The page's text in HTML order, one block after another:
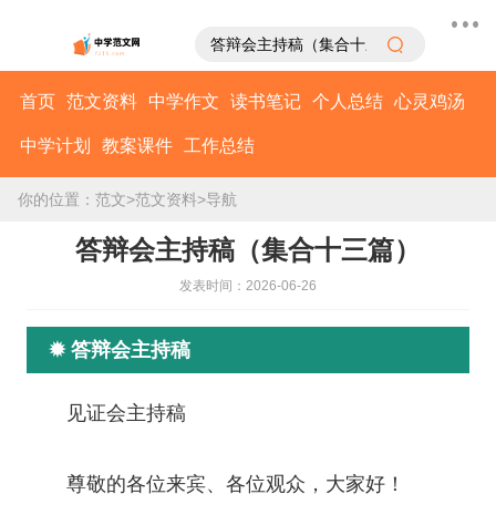
首页 范文资料 中学作文 读书笔记 个人总结 心灵鸡汤
中学计划 教案课件 工作总结
你的位置： 范文>范文资料>导航
答辩会主持稿（集合十三篇）
发表时间：2026-06-26
✹ 答辩会主持稿
见证会主持稿
尊敬的各位来宾、各位观众，大家好！